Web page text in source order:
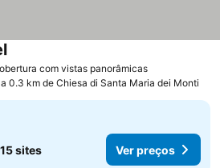
com vistas panorâmicas
a 0.3 km de Chiesa di Santa Maria dei Monti
15 sites Ver preços